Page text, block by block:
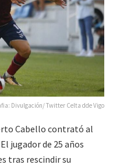
Divulgación/ Twitter Celta dde Vigo
Cabello contrató al
jugador de 25 años
tras rescindir su